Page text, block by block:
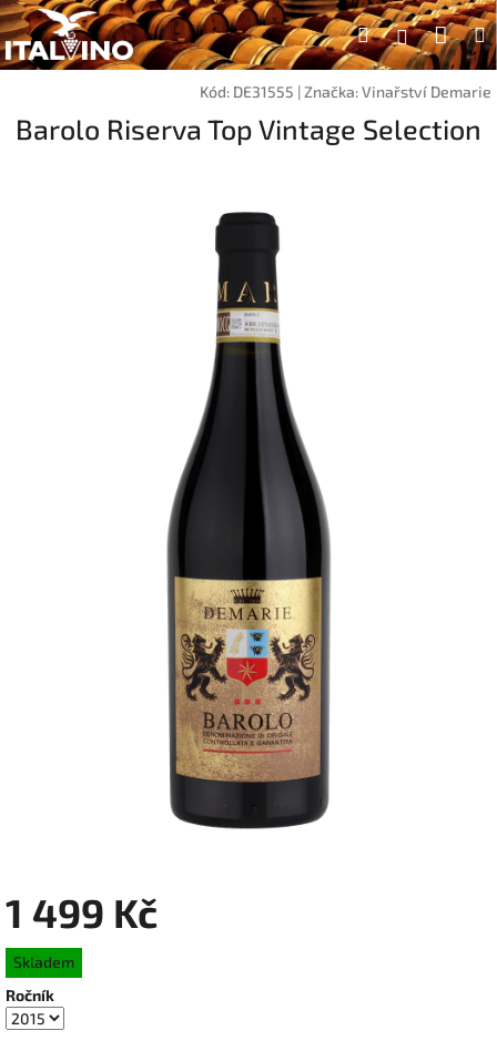
Přejít
na
obsah
Hledat
Kód: DE31555 |Značka:Vinařství Demarie
Barolo Riserva Top Vintage Selection
1 499 Kč
Měrná
cena:
Skladem
Ročník